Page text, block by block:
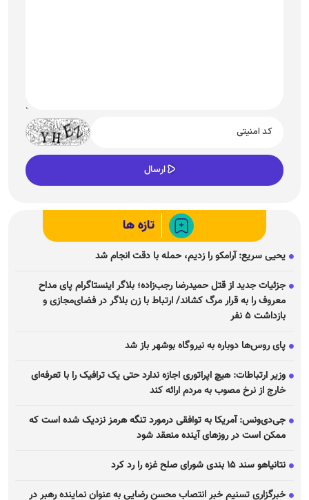
تازه ها
یحیی سریع: آرامکو را زدیم، حمله با دقت انجام شد
جزئیات جدید از قتل حمیدرضا رجب‌زاده؛ بلاگر اینستاگرام پای مداح
معروف را به قرار مرگ کشاند/ ارتباط با زن بلاگر در فضای‌مجازی و
بازداشت ۵ نفر
پای روس‌ها دوباره به نیروگاه بوشهر باز شد
وزیر ارتباطات: هیچ اپراتوری اجازه ندارد حتی یک ترافیک را با تعرفه‌ای
خارج از نرخ مصوب به مردم ارائه کند
جی‌دی‌ونس: آمریکا به توافقی درمورد تنگه هرمز نزدیک شده است که
ممکن است در روز‌های آینده منعقد شود
نتانیاهو سند ۱۵ بندی شورای صلح غزه را رد کرد
خبرگزاری تسنیم خبر انتصاب محسن رضایی به عنوان نماینده رهبر در